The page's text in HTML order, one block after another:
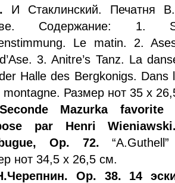
И Стаклинский. Печатня
Содержание: 1.
Le matin. 2.
3. Anitre’s Tanz. La
Halle des Bergkonigs. Dans
montagne. Размер нот 35 х
Seconde Mazurka favorite
par Henri
Op. 72.
нот 34,5 х 26,5 см.
Ор. 38. 14